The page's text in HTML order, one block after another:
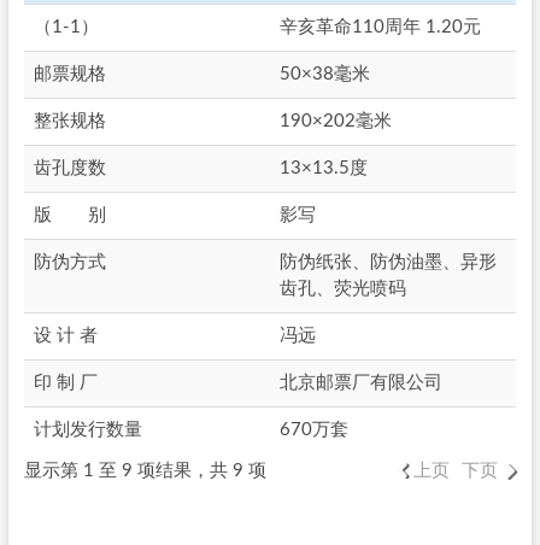
（1-1） 辛亥革命110周年 1.20元
邮票规格 50×38毫米
整张规格 190×202毫米
齿孔度数 13×13.5度
版 别 影写
防伪方式
防伪纸张、防伪油墨、异形
齿孔、荧光喷码
设 计 者 冯远
印 制 厂 北京邮票厂有限公司
计划发行数量 670万套
显示第 1 至 9 项结果，共 9 项 上页 下页